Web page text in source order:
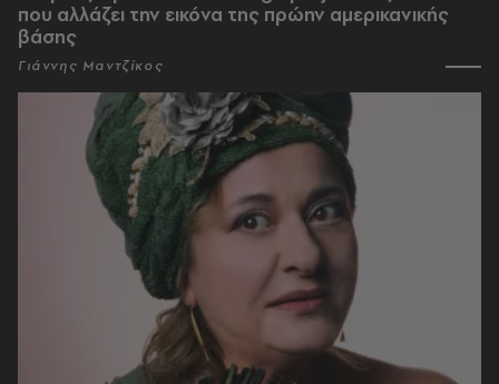
που αλλάζει την εικόνα της πρώην αμερικανικής
βάσης
Γιάννης Μαντζίκος